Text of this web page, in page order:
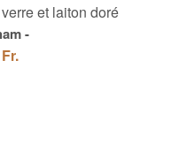
et laiton doré